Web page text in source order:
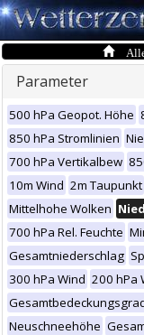
Alle
Parameter
500 hPa Geopot. Höhe
850 hPa Stromlinien
700 hPa Vertikalbew
10m Wind 2m Taupunkt
Mittelhohe Wolken
700 hPa Rel. Feuchte
Gesamtniederschlag
300 hPa Wind 200 hPa
Neuschneehöhe